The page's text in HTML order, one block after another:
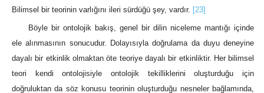
Bilimsel bir teorinin varlığını ileri sürdüğü şey, vardır. [23]
Böyle bir ontolojik bakış, genel bir dilin niceleme mantığı içinde
ele alınmasının sonucudur. Dolayısıyla doğrulama da duyu deneyine
dayalı bir etkinlik olmaktan öte teoriye dayalı bir etkinliktir. Her bilimsel
teori kendi ontolojisiyle ontolojik tekilliklerini oluşturduğu için
doğruluktan da söz konusu teorinin oluşturduğu nesneler bağlamında,